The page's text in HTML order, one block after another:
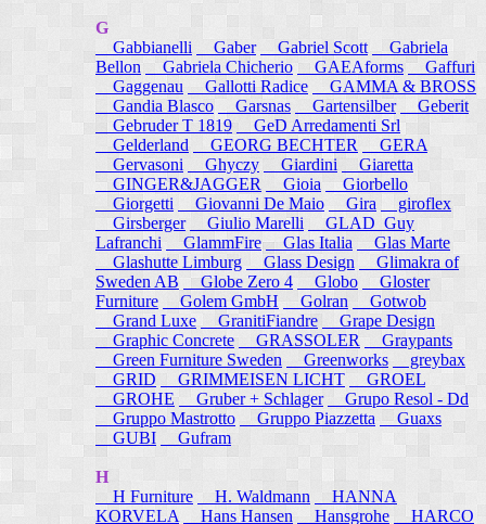
G
Gabbianelli
Gaber Gabriel Scott
Gabriela
Bellon
Gabriela Chicherio GAEAforms
Gaffuri
Gaggenau
Gallotti Radice
GAMMA & BROSS
Gandia Blasco
Garsnas Gartensilber
Geberit
Gebruder T 1819
GeD Arredamenti Srl
Gelderland
GEORG BECHTER
GERA
Gervasoni
Ghyczy Giardini
Giaretta
GINGER&JAGGER
Gioia
Giorbello
Giorgetti
Giovanni De Maio Gira
giroflex
Girsberger
Giulio Marelli
GLAD_Guy
Lafranchi
GlammFire Glas Italia
Glas Marte
Glashutte Limburg
Glass Design
Glimakra of
Sweden AB
Globe Zero 4 Globo
Gloster
Furniture
Golem GmbH Golran
Gotwob
Grand Luxe
GranitiFiandre
Grape Design
Graphic Concrete
GRASSOLER
Graypants
Green Furniture Sweden
Greenworks
greybax
GRID
GRIMMEISEN LICHT
GROEL
GROHE
Gruber + Schlager
Grupo Resol - Dd
Gruppo Mastrotto
Gruppo Piazzetta
Guaxs
GUBI
Gufram
H
H Furniture
H. Waldmann
HANNA
KORVELA
Hans Hansen Hansgrohe HARCO